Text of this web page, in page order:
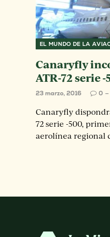
EL MUNDO DE LA
Canaryfly
ATR-72 serie
23 marzo, 2016 0
Canaryfly
72 serie -500,
aerolínea regional